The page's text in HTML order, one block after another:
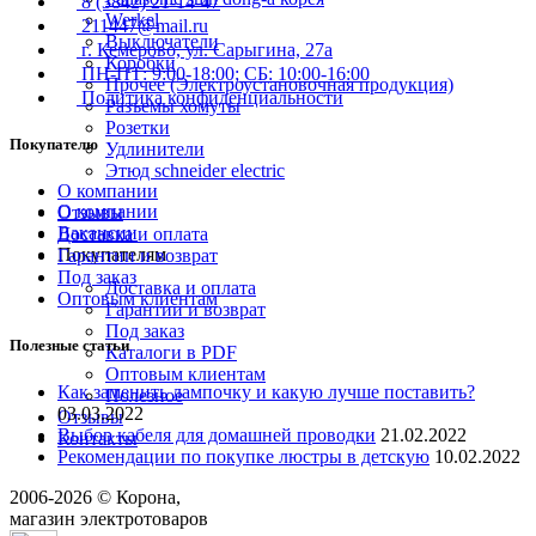
Werkel
Выключатели
Коробки
Прочее (Электроустановочная продукция)
Разъемы хомуты
Розетки
Удлинители
Этюд schneider electric
О компании
Вакансии
Покупателям
Доставка и оплата
Гарантии и возврат
Под заказ
Каталоги в PDF
Оптовым клиентам
Полезное
Отзывы
Контакты
8 (3842) 21-14-47
Поможем с выбором
211447@mail.ru
г. Кемерово, ул. Сарыгина, 27а
ПН-ПТ: 9:00-18:00; СБ: 10:00-16:00
Политика конфиденциальности
Покупателю
О компании
Отзывы
Доставка и оплата
Гарантии и возврат
Под заказ
Оптовым клиентам
Полезные статьи
Как заменить лампочку и какую лучше поставить?
03.03.2022
Выбор кабеля для домашней проводки 21.02.2022
Рекомендации по покупке люстры в детскую 10.02.2022
2006-2026 © Корона,
магазин электротоваров